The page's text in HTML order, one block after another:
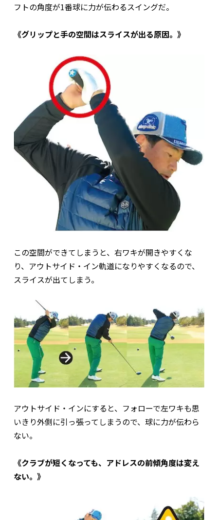
フトの角度が1番球に力が伝わるスイングだ。
《グリップと手の空間はスライスが出る原因。》
この空間ができてしまうと、右ワキが開きやすくな
り、アウトサイド・イン軌道になりやすくなるので、
スライスが出てしまう。
アウトサイド・インにすると、フォローで左ワキも思
いきり外側に引っ張ってしまうので、球に力が伝わら
ない。
《クラブが短くなっても、アドレスの前傾角度は変え
ない。》